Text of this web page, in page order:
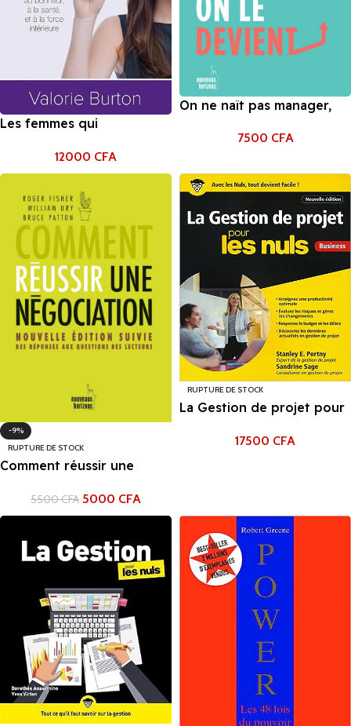
Les femmes qui
différemment Valorie
Burton
12000 CFA
On ne naît pas manager,
du Wall Street Journal de
7500 CFA
-9%
RUPTURE DE STOCK
Comment réussir une
édition suivie des
réponses aux questions
5500CFA 5000 CFA
RUPTURE DE STOCK
La Gestion de projet pour
17500 CFA